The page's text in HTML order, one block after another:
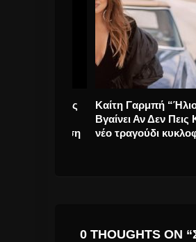
Καίτη Γαρμπή “Ήλιος
Βγαίνει Αν Δεν Πεις
νέο τραγούδι
0 THOUGHTS ON